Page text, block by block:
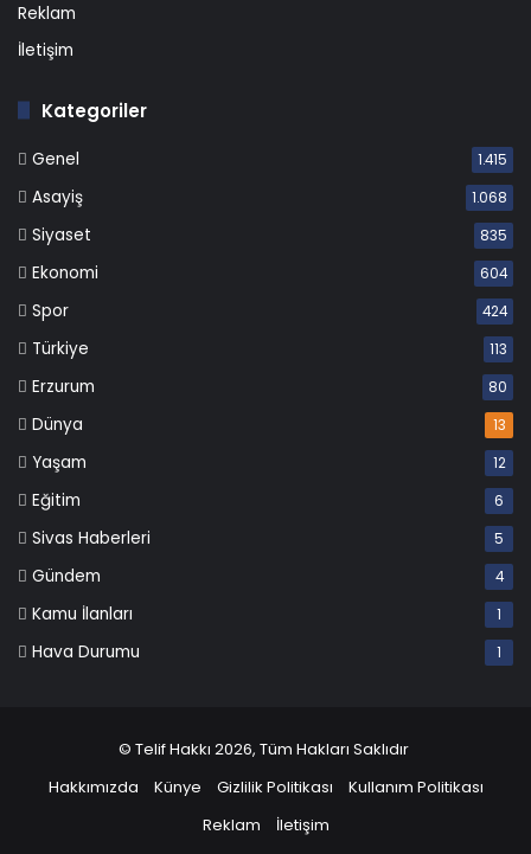
Reklam
İletişim
Kategoriler
Genel 1.415
Asayiş 1.068
Siyaset 835
Ekonomi 604
Spor 424
Türkiye 113
Erzurum 80
Dünya 13
Yaşam 12
Eğitim 6
Sivas Haberleri 5
Gündem 4
Kamu İlanları 1
Hava Durumu 1
© Telif Hakkı 2026, Tüm Hakları Saklıdır
Hakkımızda
Künye Gizlilik Politikası
Kullanım Politikası
Reklam
İletişim